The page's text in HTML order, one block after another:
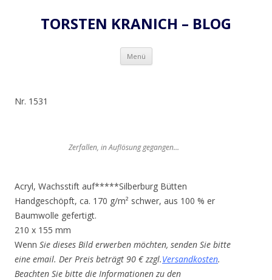
TORSTEN KRANICH – BLOG
Menü Zum
springen
Nr. 1531
Zerfallen, in Auflösung gegangen…
Acryl, Wachsstift auf*****Silberburg Bütten
Handgeschöpft, ca. 170 g/m² schwer, aus 100 % er
Baumwolle gefertigt.
210 x 155 mm
Wenn Sie dieses Bild erwerben möchten, senden Sie bitte
eine email. Der Preis beträgt 90 € zzgl.Versandkosten.
Beachten Sie bitte die Informationen zu den